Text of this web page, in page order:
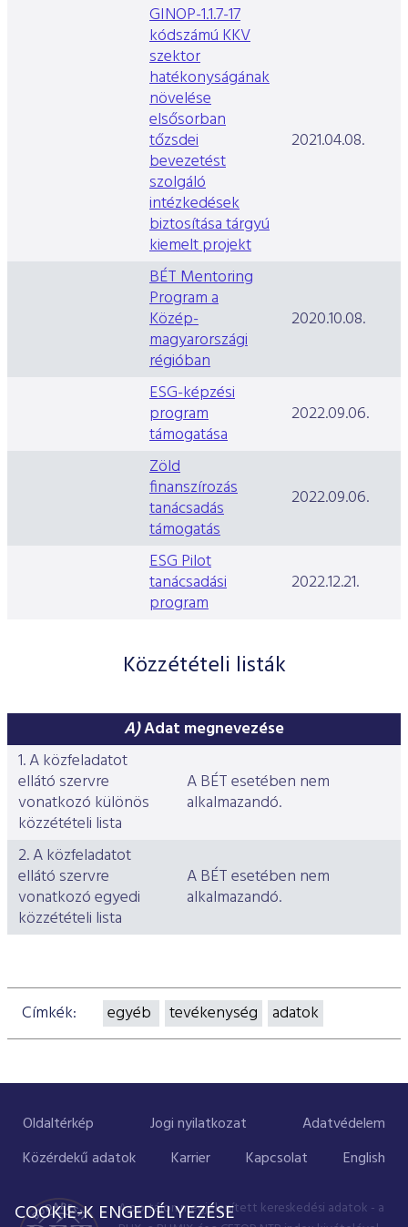
GINOP-1.1.7-17
kódszámú KKV
szektor
hatékonyságának
növelése
elsősorban
tőzsdei
bevezetést
szolgáló
intézkedések
biztosítása tárgyú
kiemelt projekt
2021.04.08.
BÉT Mentoring
Program a
Közép-
magyarországi
régióban
2020.10.08.
ESG-képzési
program
támogatása
2022.09.06.
Zöld
finanszírozás
tanácsadás
támogatás
2022.09.06.
ESG Pilot
tanácsadási
program
2022.12.21.
Közzétételi listák
A)Adat megnevezése
1. A közfeladatot
ellátó szervre
vonatkozó különös
közzétételi lista
A BÉT esetében nem
alkalmazandó.
2. A közfeladatot
ellátó szervre
vonatkozó egyedi
közzétételi lista
A BÉT esetében nem
alkalmazandó.
Címkék: egyéb tevékenység adatok
Oldaltérkép Jogi nyilatkozat
Adatvédelem
Közérdekű adatok
Karrier Kapcsolat English
A portálon megjelenített kereskedési adatok - a
COOKIE-K ENGEDÉLYEZÉSE